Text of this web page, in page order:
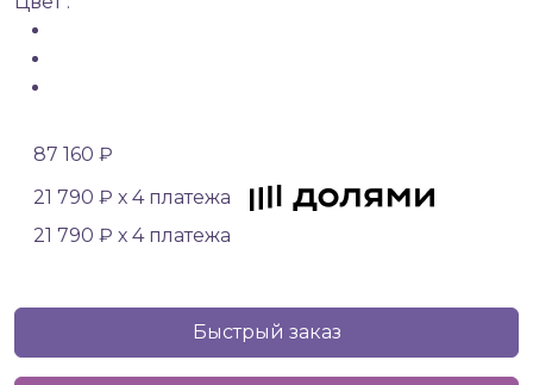
87 160 ₽
21 790 ₽ х 4 платежа
21 790 ₽ х 4 платежа
Быстрый заказ